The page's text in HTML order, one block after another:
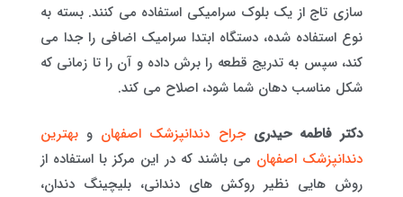
سازی تاج از یک بلوک سرامیکی استفاده می کنند. بسته به
نوع استفاده شده، دستگاه ابتدا سرامیک اضافی را جدا می
کند، سپس به تدریج قطعه را برش داده و آن را تا زمانی که
شکل مناسب دهان شما شود، اصلاح می کند.
دکتر فاطمه حیدری جراح دندانپزشک اصفهان و بهترین
دندانپزشک اصفهان می باشند که در این مرکز با استفاده از
روش هایی نظیر روکش های دندانی، بلیچینگ دندان،